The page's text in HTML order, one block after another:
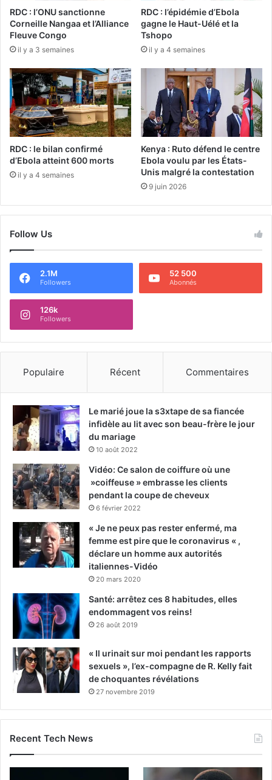
RDC : l’ONU sanctionne
Corneille Nangaa et l’Alliance
Fleuve Congo
il y a 3 semaines
RDC : l’épidémie d’Ebola
gagne le Haut-Uélé et la
Tshopo
il y a 4 semaines
RDC : le bilan confirmé
d’Ebola atteint 600 morts
il y a 4 semaines
Kenya : Ruto défend le centre
Ebola voulu par les États-
Unis malgré la contestation
9 juin 2026
Follow Us
2.1M
Followers
52 500
Abonnés
126k
Followers
Populaire Récent Commentaires
Le marié joue la s3xtape de sa fiancée
infidèle au lit avec son beau-frère le jour
du mariage
10 août 2022
Vidéo: Ce salon de coiffure où une
»coiffeuse » embrasse les clients
pendant la coupe de cheveux
6 février 2022
« Je ne peux pas rester enfermé, ma
femme est pire que le coronavirus « ,
déclare un homme aux autorités
italiennes-Vidéo
20 mars 2020
Santé: arrêtez ces 8 habitudes, elles
endommagent vos reins!
26 août 2019
« Il urinait sur moi pendant les rapports
sexuels », l’ex-compagne de R. Kelly fait
de choquantes révélations
27 novembre 2019
Recent Tech News